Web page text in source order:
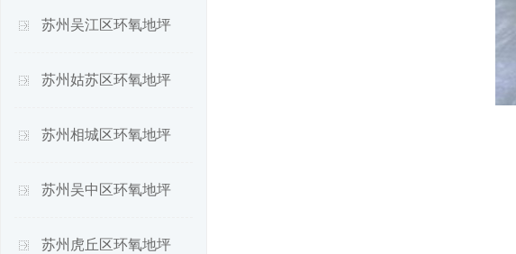
苏州吴江区环氧地坪
苏州姑苏区环氧地坪
苏州相城区环氧地坪
苏州吴中区环氧地坪
苏州虎丘区环氧地坪